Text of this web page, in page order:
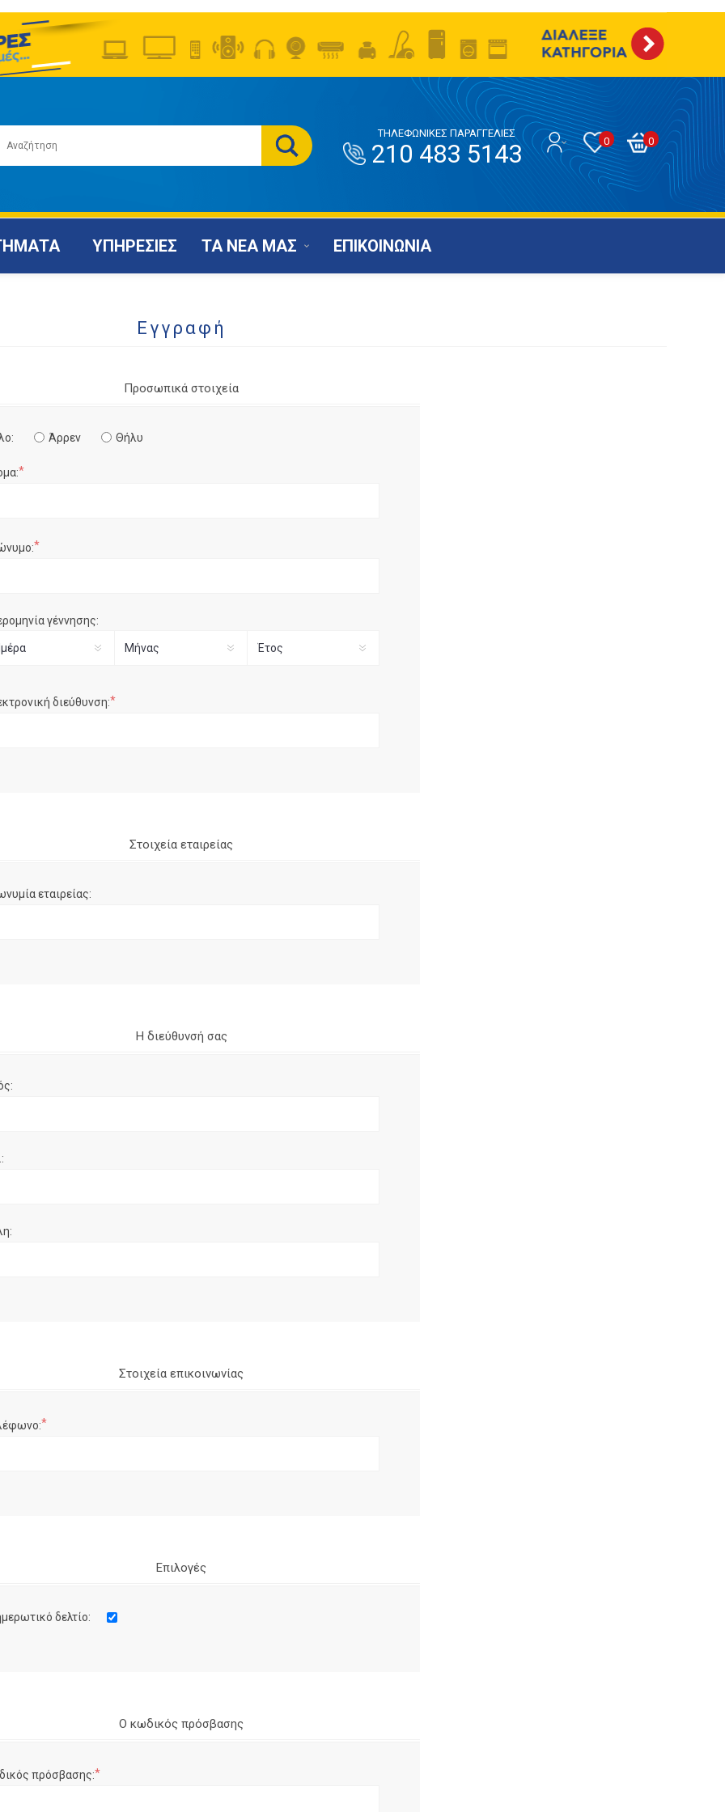
0
0
ΤΗΛΕΦΩΝΙΚΕΣ ΠΑΡΑΓΓΕΛΙΕΣ
210 483 5143
ΥΠΗΡΕΣΙΕΣ ΤΑ ΝΕΑ ΜΑΣ ΕΠΙΚΟΙΝΩΝΙΑ
Εγγραφή
Προσωπικά στοιχεία
Άρρεν Θήλυ
*
*
γέννησης:
διεύθυνση:*
Στοιχεία εταιρείας
εταιρείας:
Η διεύθυνσή σας
Στοιχεία επικοινωνίας
*
Επιλογές
δελτίο:
Ο κωδικός πρόσβασης
πρόσβασης:*